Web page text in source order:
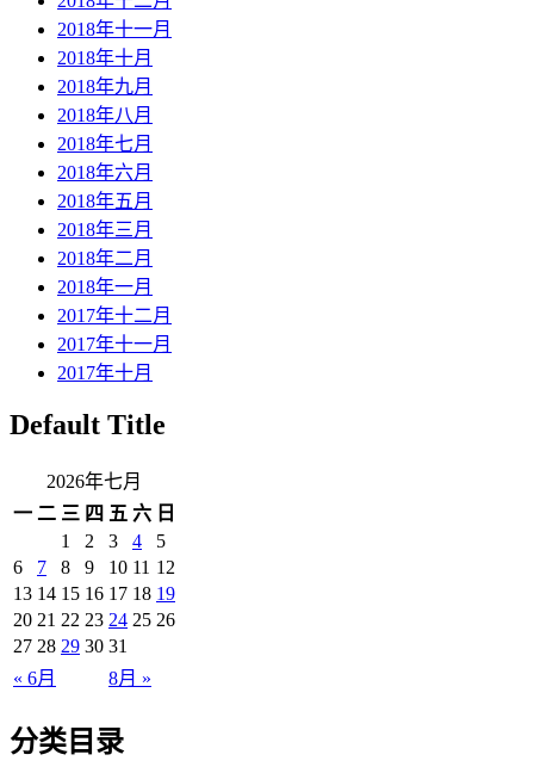
2018年十一月
2018年十月
2018年九月
2018年八月
2018年七月
2018年六月
2018年五月
2018年三月
2018年二月
2018年一月
2017年十二月
2017年十一月
2017年十月
Default Title
2026年七月
一 二 三 四 五 六 日
« 6月 8月 »
1 2 3 4
5
6
7 8 9 10 11 12
13 14 15 16 17 18 19
20 21 22 23 24 25 26
27 28 29 30 31
分类目录